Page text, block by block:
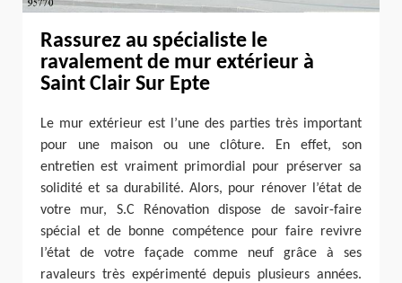
Rassurez au spécialiste le
ravalement de mur extérieur à
Saint Clair Sur Epte
Le mur extérieur est l’une des parties très important
pour une maison ou une clôture. En effet, son
entretien est vraiment primordial pour préserver sa
solidité et sa durabilité. Alors, pour rénover l’état de
votre mur, S.C Rénovation dispose de savoir-faire
spécial et de bonne compétence pour faire revivre
l’état de votre façade comme neuf grâce à ses
ravaleurs très expérimenté depuis plusieurs années.